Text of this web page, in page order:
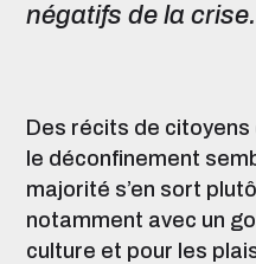
négatifs de la crise.
Des récits de
le déconfinement
majorité s’en sort
notamment avec un
culture et pour les